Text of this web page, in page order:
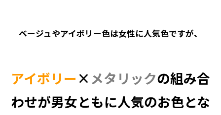
ベージュやアイボリー色は女性に人気色ですが、
アイボリー×メタリックの組み合
わせが男女ともに人気のお色とな